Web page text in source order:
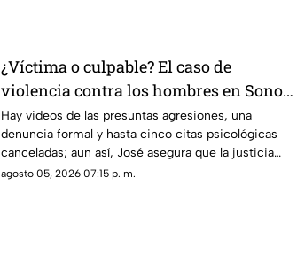
¿Víctima o culpable? El caso de
violencia contra los hombres en Sonora
que está generando conversación en
redes sociales
Hay videos de las presuntas agresiones, una
denuncia formal y hasta cinco citas psicológicas
canceladas; aun así, José asegura que la justicia
sigue sin llegar.
agosto 05, 2026 07:15 p. m.